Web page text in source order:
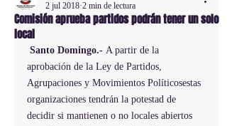
Comisión aprueba partidos podrán tener un solo
local
2 jul 2018 2 min de lectura
Santo Domingo.- A partir de la
aprobación de la Ley de Partidos,
Agrupaciones y Movimientos Políticosestas
organizaciones tendrán la potestad de
decidir si mantienen o no locales abiertos